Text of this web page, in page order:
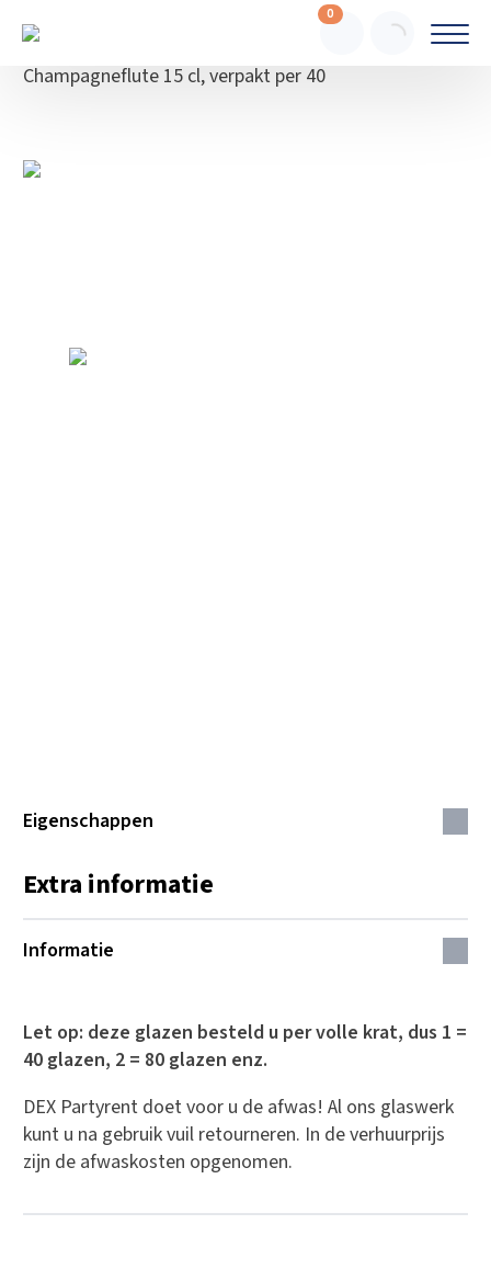
0
Webshop
Champagneflute 15 cl, verpakt per 40
Eigenschappen
Extra informatie
Informatie
Let op: deze glazen besteld u per volle krat, dus 1 =
40 glazen, 2 = 80 glazen enz.
DEX Partyrent doet voor u de afwas! Al ons glaswerk
kunt u na gebruik vuil retourneren. In de verhuurprijs
zijn de afwaskosten opgenomen.